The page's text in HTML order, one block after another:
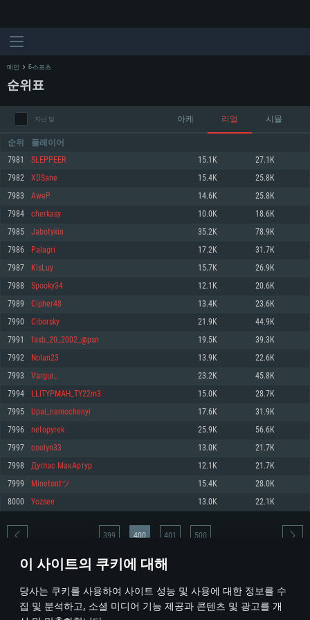
이 사이트의 쿠키에 대해
당사는 쿠키를 사용하여 사이트 성능 및 사용에 대한 정보를 수
집 및 분석하고, 소셜 미디어 기능 제공과 콘텐츠 및 광고를 개
시스템 요구사항
최소사양
운영체제: Windows 10 (64 bit)
프로세서: 2.2 GHz 듀얼코어 이상
메모리: 4GB
그래픽 카드: DirectX 11 이상을 지원하는 AMD Radeon 77XX / NVIDIA
GeForce GT 660. 최소 사양 해상도: 720p
네트워크: 브로드밴드 인터넷
여유 저장 공간: 22.1 GB (최소 클라이언트)
권장 사양
570 혹은 그 이상
여유 저장 공간: 62.2 GB (전체 클라이언트)
최소사양
운영체제: Mac OS Big Sur 11.0
프로세서: 최소 2.2 GHz의 Core i5 (Intel Xeon 은 지원하지 않습니다)
메모리: 6 GB
그래픽 카드: Metal 을 지원하는 Intel Iris Pro 5200 (Mac), 혹은 이와 비슷한 성
능을 가지는 Mac 버전의 AMD/Nvidia. 최소 해상도: 720p
네트워크: 브로드밴드 인터넷
여유 저장 공간: 22.1 GB (최소 클라이언트)
권장 사양
네트워크: 브로드밴드 인터넷
여유 저장 공간: 62.2 GB (전체 클라이언트)
최소사양
운영체제: 64bit Linux 중 최신 버전
프로세서: 2.4 GHz 듀얼코어
메모리: 4 GB
그래픽 카드: Vulkan 을 지원하고, 최신 그래픽 드라이버를 지원하는 NVIDIA
660 (6개월 미만) 혹은 그와 동급의 성능을 가지며 최신 그래픽 드라이버를 지
원하는 AMD (6개월 미만; 최소사양 지원 해상도 720p)
네트워크: 브로드밴드 인터넷
여유 저장 공간: 22.1 GB (최소 클라이언트)
권장 사양
운영체제: Ubuntu 20.04 64bit
프로세서: Intel Core i7
메모리: 16 GB
그래픽 카드: Vulkan 을 지원하고, 최신 그래픽 드라이버를 지원하는 NVIDIA
1060 (6개월 미만) 혹은 그와 동급의 성능을 가지며 최신 그래픽 드라이버를
지원하는 AMD RX 570 (6개월 미만; 최소사양 지원 해상도 720p) 이상
여유 저장 공간: 62.2 GB (전체 클라이언트)
메인 E-스포츠
순위표
지난 달 아케 리얼 시뮬
순위 플레이어
7981 SLEPPEER 15.1K 27.1K
7982 XDSane 15.4K 25.8K
7983 AweP 14.6K 25.8K
7984 cherkasy 10.0K 18.6K
7985 Jabotykin 35.2K 78.9K
7986 Palagri 17.2K 31.7K
7987 KisLuy 15.7K 26.9K
7988 Spooky34 12.1K 20.6K
7989 Cipher48 13.4K 23.6K
7990 Ciborsky 21.9K 44.9K
7991 faxb_20_2002_@psn 19.5K 39.3K
7992 Nolan23 13.9K 22.6K
7993 Vargur_ 23.2K 45.8K
7994 LLITYPMAH_TY22m3 15.0K 28.7K
7995 Upal_namochenyi 17.6K 31.9K
7996 netopyrek 25.9K 56.6K
7997 coolyn33 13.0K 21.7K
7998 Дуглас МакАртур 12.1K 21.7K
7999 Minetontツ 15.4K 28.0K
8000 Yozsee 13.0K 22.1K
* 순위표는 매일 1회 갱신됩니다
399 400 401 500